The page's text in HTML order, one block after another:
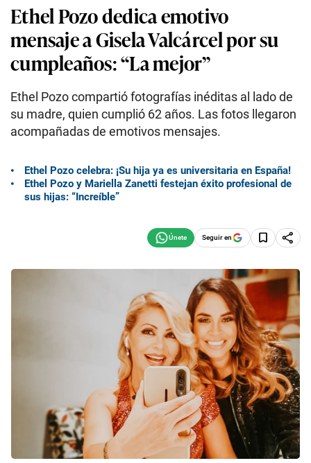
Ethel Pozo dedica emotivo
mensaje a Gisela Valcárcel por su
cumpleaños: “La mejor”
Ethel Pozo compartió fotografías inéditas al lado de
su madre, quien cumplió 62 años. Las fotos llegaron
acompañadas de emotivos mensajes.
Ethel Pozo celebra: ¡Su hija ya es universitaria en España!
Ethel Pozo y Mariella Zanetti festejan éxito profesional de
sus hijas: “Increíble”
Seguir en